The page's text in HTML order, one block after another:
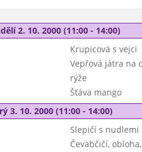
2. 10. 2000 (11:00 - 14:00)
Krupicová s vejci
Vepřová játra na
rýže
Šťáva mango
3. 10. 2000 (11:00 - 14:00)
Slepičí s nudlemi
Čevabčičí, obloha,